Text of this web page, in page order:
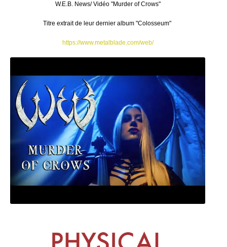
W.E.B. News/ Vidéo "Murder of Crows"
Titre extrait de leur dernier album "Colosseum"
https://www.metalblade.com/web/